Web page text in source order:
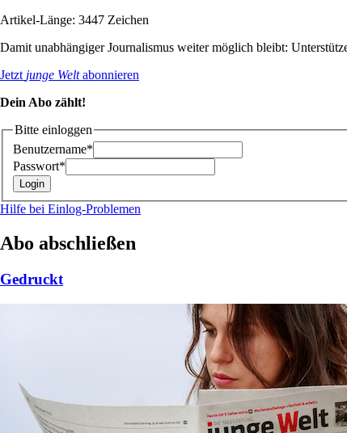
Artikel-Länge: 3447 Zeichen
Damit unabhängiger Journalismus weiter möglich bleibt:
Jetzt junge Weltabonnieren
Dein Abo zählt!
Bitte einloggen
Benutzername*
Passwort*
Hilfe bei Einlog-Problemen
Abo abschließen
Gedruckt